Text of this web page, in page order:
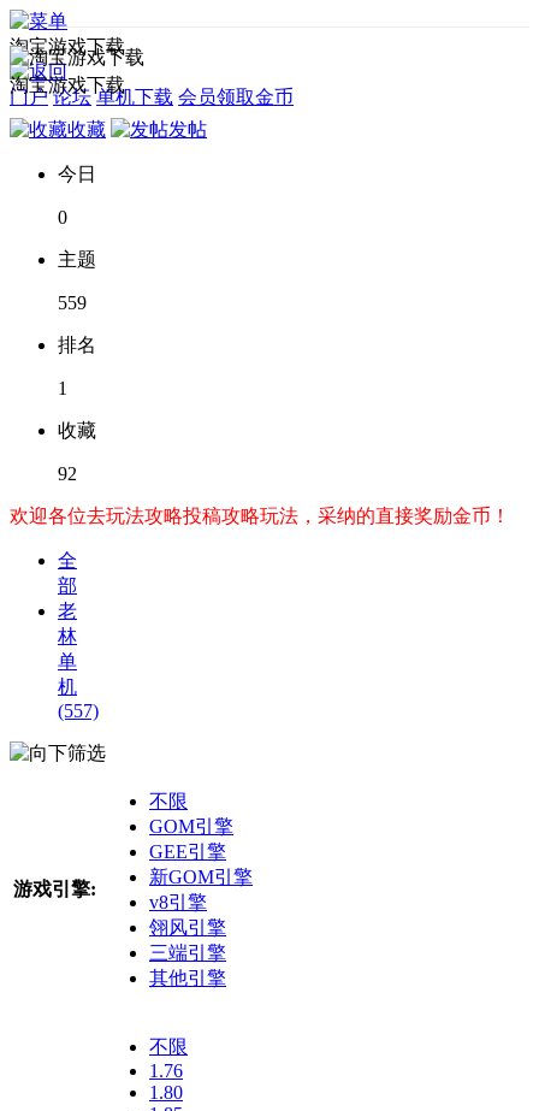
淘宝游戏下载
门户 论坛 单机下载 会员领取金币
淘宝游戏下载
收藏 发帖
今日
0
主题
559
排名
1
收藏
92
欢迎各位去玩法攻略投稿攻略玩法，采纳的直接奖励金币！
全
部
老
林
单
机
(557)
筛选
游戏引擎:
不限
GOM引擎
GEE引擎
新GOM引擎
v8引擎
翎风引擎
三端引擎
其他引擎
不限
1.76
1.80